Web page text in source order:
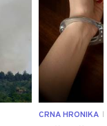
CRNA HRONIKA